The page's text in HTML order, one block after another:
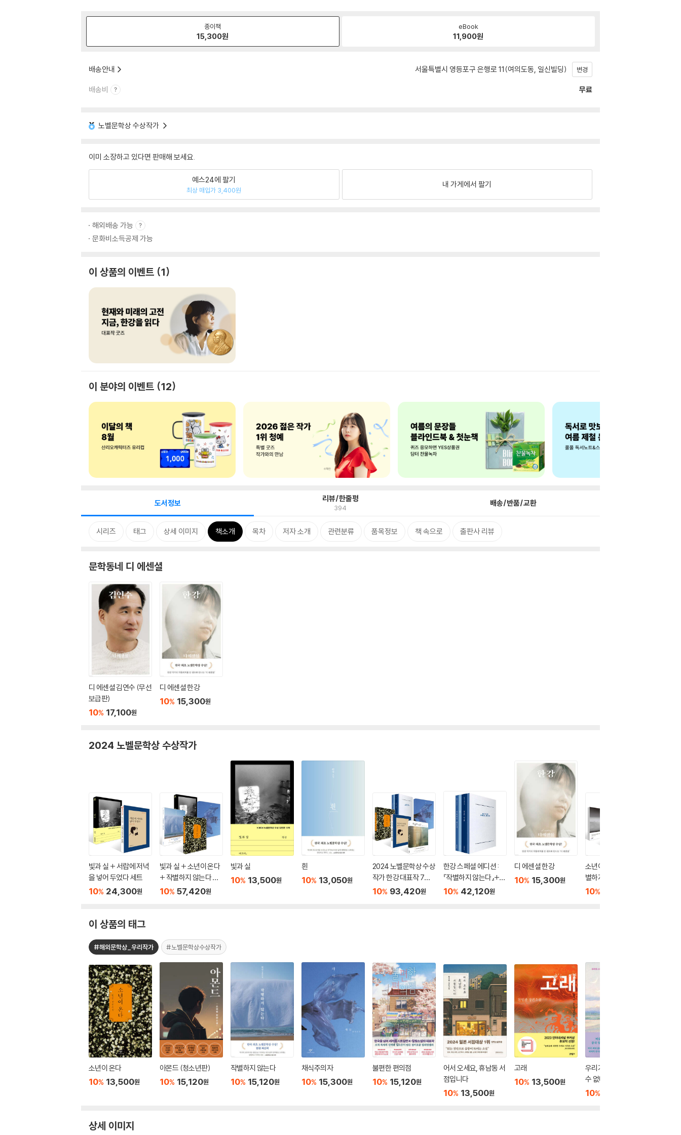
종이책
15,300원
eBook
11,900원
배송안내 서울특별시 영등포구 은행로 11(여의도동, 일신빌딩) 변경
배송비 무료
노벨문학상 수상작가
이미 소장하고 있다면 판매해 보세요.
예스24에 팔기
최상 매입가 3,400원
내 가게에서 팔기
해외배송 가능
문화비소득공제 가능
이 상품의 이벤트 1
이 분야의 이벤트 12
도서정보 리뷰/한줄평
394 배송/반품/교환
시리즈 태그 상세 이미지 책소개 목차 저자 소개 관련분류 품목정보 책 속으로 출판사 리뷰
문학동네 디 에센셜
디 에센셜 김연수 (무선
보급판)
10% 17,100원
디 에센셜 한강
10% 15,300원
2024 노벨문학상 수상작가
빛과 실 + 서랍에 저녁
을 넣어 두었다 세트
10% 24,300원
빛과 실 + 소년이 온다
+ 작별하지 않는다 +
채식주의자 세트
10% 57,420원
빛과 실
10% 13,500원
흰
10% 13,050원
2024 노벨문학상 수상
작가 한강 대표작 7종
세트
10% 93,420원
한강 스페셜 에디션 :
『작별하지 않는다』+
『흰』+『검은 사슴』& 필
10% 42,120원
디 에센셜 한강
10% 15,300원
소년이 온다 + 흰 + 작
별하지 않는다 + 채식
주의자 + 서랍에 저녁
10%
이 상품의 태그
#해외문학상_우리작가 #노벨문학상수상작가
소년이 온다
10% 13,500원
아몬드 (청소년판)
10% 15,120원
작별하지 않는다
10% 15,120원
채식주의자
10% 15,300원
불편한 편의점
10% 15,120원
어서 오세요, 휴남동 서
점입니다
10% 13,500원
고래
10% 13,500원
우리가 빛의 속도로 갈
수 없다면
10%
상세 이미지